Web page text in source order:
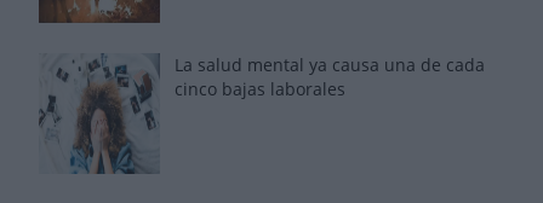
La salud mental ya causa una de cada
cinco bajas laborales